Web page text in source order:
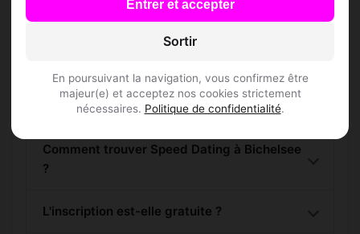
Entrer et accepter
Sortir
En poursuivant la navigation, vous confirmez être
majeur(e) et acceptez nos cookies strictement
nécessaires. Politique de confidentialité.
Questions fréquentes
Comment trouver Speed Dating à Bichelsee
?
L'inscription est-elle gratuite ?